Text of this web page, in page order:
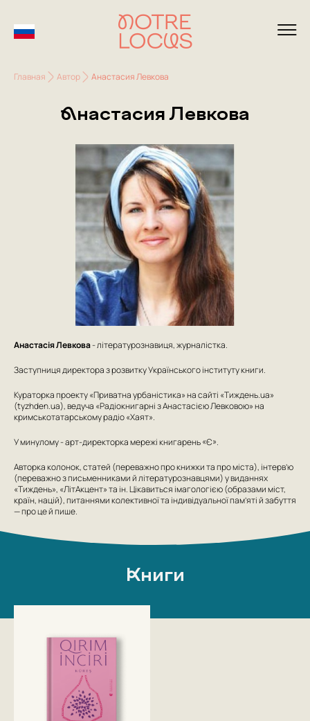
Главная Автор Анастасия Левкова
Анастасия Левкова
Анастасія Левкова- літературознавиця, журналістка.
Заступниця директора з розвитку Українського інституту книги.
Кураторка проекту «Приватна урбаністика» на сайті «Тиждень.ua»
(tyzhden.ua), ведуча «Радіокнигарні з Анастасією Левковою» на
кримськотатарському радіо «Хаят».
У минулому - арт-директорка мережі книгарень «Є».
Авторка колонок, статей (переважно про книжки та про міста), інтерв’ю
(переважно з письменниками й літературознавцями) у виданнях
«Тиждень», «ЛітАкцент» та ін. Цікавиться імагологією (образами міст,
країн, націй), питаннями колективної та індивідуальної пам’яті й забуття
— про це й пише.
Книги